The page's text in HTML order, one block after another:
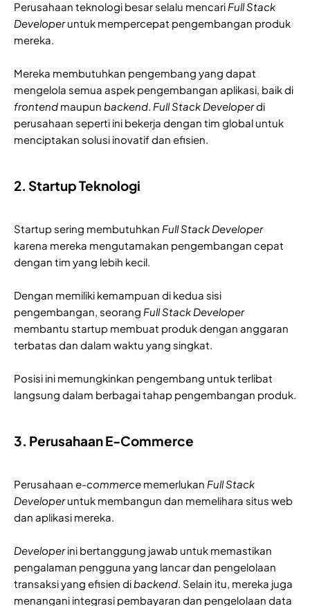
Perusahaan teknologi besar selalu mencari Full Stack
Developeruntuk mempercepat pengembangan produk
mereka.
Mereka membutuhkan pengembang yang dapat
mengelola semua aspek pengembangan aplikasi, baik di
frontend maupun backend. Full Stack Developerdi
perusahaan seperti ini bekerja dengan tim global untuk
menciptakan solusi inovatif dan efisien.
2. Startup Teknologi
Startup sering membutuhkan Full Stack Developer
karena mereka mengutamakan pengembangan cepat
dengan tim yang lebih kecil.
Dengan memiliki kemampuan di kedua sisi
pengembangan, seorang Full Stack Developer
membantu startup membuat produk dengan anggaran
terbatas dan dalam waktu yang singkat.
Posisi ini memungkinkan pengembang untuk terlibat
langsung dalam berbagai tahap pengembangan produk.
3. Perusahaan E-Commerce
Perusahaan e-commerce memerlukan Full Stack
Developeruntuk membangun dan memelihara situs web
dan aplikasi mereka.
Developerini bertanggung jawab untuk memastikan
pengalaman pengguna yang lancar dan pengelolaan
transaksi yang efisien dibackend. Selain itu, mereka juga
menangani integrasi pembayaran dan pengelolaan data